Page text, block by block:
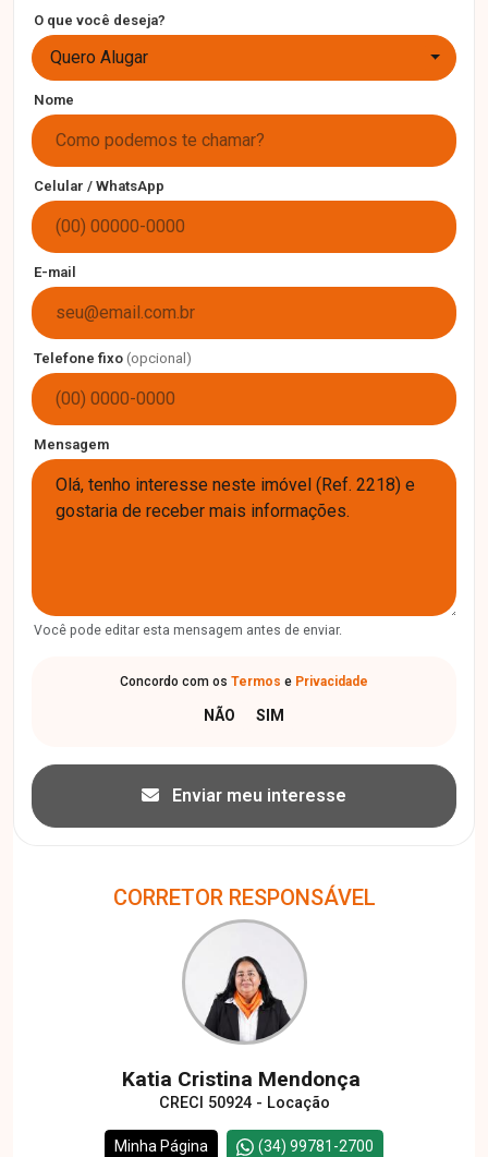
O que você deseja?
Quero Alugar
Nome
Celular / WhatsApp
E-mail
Telefone fixo (opcional)
Mensagem
Você pode editar esta mensagem antes de enviar.
Concordo com os Termos e Privacidade
Enviar meu interesse
CORRETOR RESPONSÁVEL
Katia Cristina Mendonça
CRECI 50924 - Locação
Minha Página (34) 99781-2700